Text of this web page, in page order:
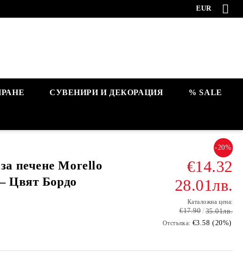
EUR
СУВЕНИРИ И ДЕКОРАЦИЯ % SALE
печене Morello
Цвят Бордо
-20%
€14.32
28.01лв.
Каталожна цена:
€17.90 35.01лв.
Отстъпка: €3.58 (20%)